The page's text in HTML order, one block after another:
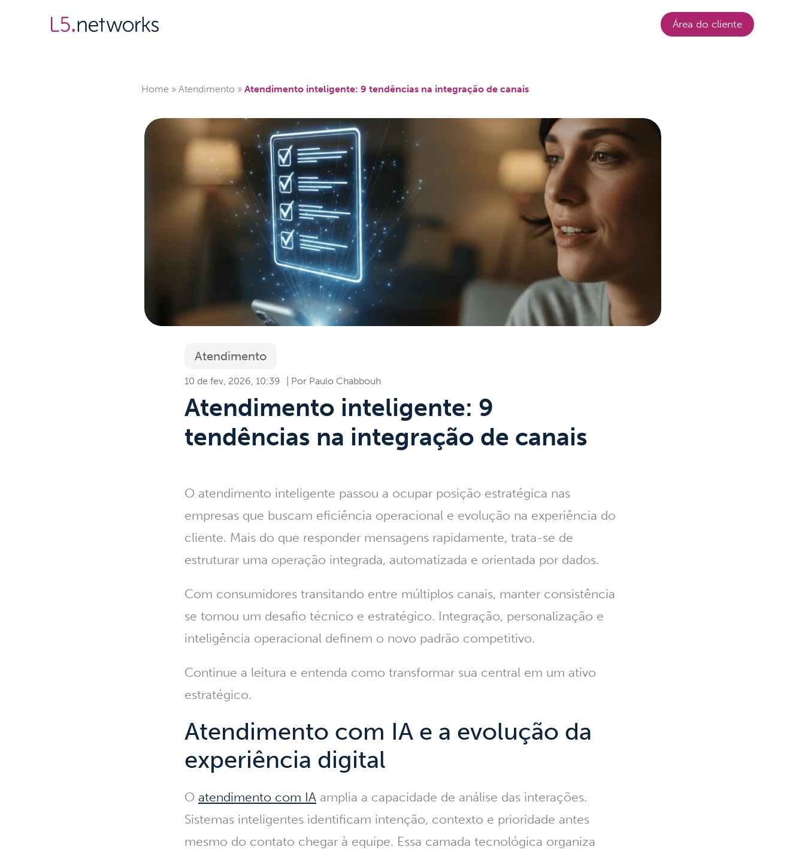
Área do cliente
Home » Atendimento » Atendimento inteligente: 9 tendências na integração de canais
Atendimento
Atendimento inteligente: 9
tendências na integração de canais
Paulo Chabbouh
10 de fev, 2026, 10:39
O atendimento inteligente passou a ocupar posição estratégica nas
empresas que buscam eficiência operacional e evolução na experiência do
cliente. Mais do que responder mensagens rapidamente, trata-se de
estruturar uma operação integrada, automatizada e orientada por dados.
Com consumidores transitando entre múltiplos canais, manter consistência
se tornou um desafio técnico e estratégico. Integração, personalização e
inteligência operacional definem o novo padrão competitivo.
Continue a leitura e entenda como transformar sua central em um ativo
estratégico.
Atendimento com IA e a evolução da
experiência digital
O atendimento com IA amplia a capacidade de análise das interações.
Sistemas inteligentes identificam intenção, contexto e prioridade antes
mesmo do contato chegar à equipe. Essa camada tecnológica organiza